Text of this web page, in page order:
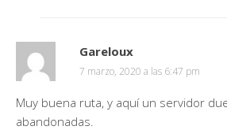
Gareloux
7 marzo, 2020 a las 6:47 pm
Muy buena ruta, y aquí un servidor
abandonadas.